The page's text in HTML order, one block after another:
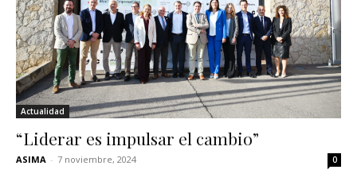
Actualidad
“Liderar es impulsar el cambio”
ASIMA - 7 noviembre, 2024 0